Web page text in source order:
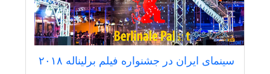
سینمای ایران در جشنواره فیلم برلیناله ۲۰۱۸